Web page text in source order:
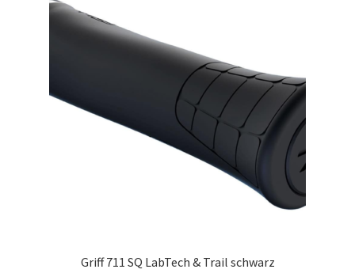
Griff 711 SQ LabTech & Trail schwarz